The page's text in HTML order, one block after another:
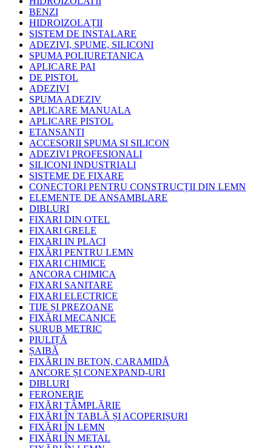
BENZI
HIDROIZOLAȚII
SISTEM DE INSTALARE
ADEZIVI, SPUME, SILICONI
SPUMA POLIURETANICA
APLICARE PAI
DE PISTOL
ADEZIVI
SPUMA ADEZIV
APLICARE MANUALA
APLICARE PISTOL
ETANSANTI
ACCESORII SPUMA SI SILICON
ADEZIVI PROFESIONALI
SILICONI INDUSTRIALI
SISTEME DE FIXARE
CONECTORI PENTRU CONSTRUCȚII DIN LEMN
ELEMENTE DE ANSAMBLARE
DIBLURI
FIXARI DIN OTEL
FIXARI GRELE
FIXARI IN PLACI
FIXĂRI PENTRU LEMN
FIXARI CHIMICE
ANCORA CHIMICA
FIXARI SANITARE
FIXARI ELECTRICE
TIJE ȘI PREZOANE
FIXĂRI MECANICE
ȘURUB METRIC
PIULIȚĂ
ȘAIBĂ
FIXĂRI IN BETON, CARAMIDĂ
ANCORE ȘI CONEXPAND-URI
DIBLURI
FERONERIE
FIXĂRI TÂMPLĂRIE
FIXĂRI ÎN TABLĂ ȘI ACOPERIȘURI
FIXĂRI ÎN LEMN
FIXĂRI ÎN METAL